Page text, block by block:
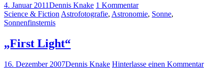
4. Januar 2011Dennis Knake 1 Kommentar
Science & FictionAstrofotografie, Astronomie, Sonne,
Sonnenfinsternis
„First Light“
16. Dezember 2007Dennis Knake Hinterlasse einen Kommentar